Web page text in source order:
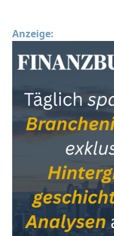
Anzeige: